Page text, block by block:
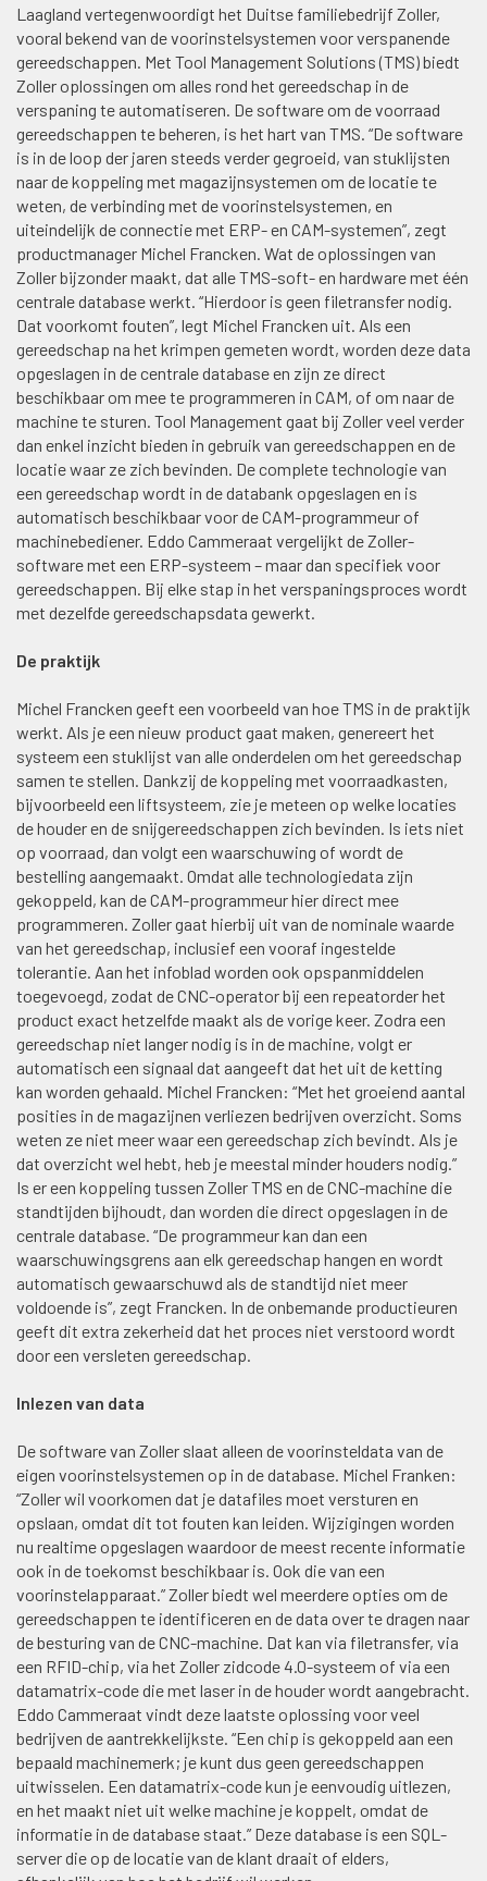
Laagland vertegenwoordigt het Duitse familiebedrijf Zoller,
vooral bekend van de voorinstelsystemen voor verspanende
gereedschappen. Met Tool Management Solutions (TMS) biedt
Zoller oplossingen om alles rond het gereedschap in de
verspaning te automatiseren. De software om de voorraad
gereedschappen te beheren, is het hart van TMS. “De software
is in de loop der jaren steeds verder gegroeid, van stuklijsten
naar de koppeling met magazijnsystemen om de locatie te
weten, de verbinding met de voorinstelsystemen, en
uiteindelijk de connectie met ERP- en CAM-systemen”, zegt
productmanager Michel Francken. Wat de oplossingen van
Zoller bijzonder maakt, dat alle TMS-soft- en hardware met één
centrale database werkt. “Hierdoor is geen filetransfer nodig.
Dat voorkomt fouten”, legt Michel Francken uit. Als een
gereedschap na het krimpen gemeten wordt, worden deze data
opgeslagen in de centrale database en zijn ze direct
beschikbaar om mee te programmeren in CAM, of om naar de
machine te sturen. Tool Management gaat bij Zoller veel verder
dan enkel inzicht bieden in gebruik van gereedschappen en de
locatie waar ze zich bevinden. De complete technologie van
een gereedschap wordt in de databank opgeslagen en is
automatisch beschikbaar voor de CAM-programmeur of
machinebediener. Eddo Cammeraat vergelijkt de Zoller-
software met een ERP-systeem – maar dan specifiek voor
gereedschappen. Bij elke stap in het verspaningsproces wordt
met dezelfde gereedschapsdata gewerkt.
De praktijk
Michel Francken geeft een voorbeeld van hoe TMS in de praktijk
werkt. Als je een nieuw product gaat maken, genereert het
systeem een stuklijst van alle onderdelen om het gereedschap
samen te stellen. Dankzij de koppeling met voorraadkasten,
bijvoorbeeld een liftsysteem, zie je meteen op welke locaties
de houder en de snijgereedschappen zich bevinden. Is iets niet
op voorraad, dan volgt een waarschuwing of wordt de
bestelling aangemaakt. Omdat alle technologiedata zijn
gekoppeld, kan de CAM-programmeur hier direct mee
programmeren. Zoller gaat hierbij uit van de nominale waarde
van het gereedschap, inclusief een vooraf ingestelde
tolerantie. Aan het infoblad worden ook opspanmiddelen
toegevoegd, zodat de CNC-operator bij een repeatorder het
product exact hetzelfde maakt als de vorige keer. Zodra een
gereedschap niet langer nodig is in de machine, volgt er
automatisch een signaal dat aangeeft dat het uit de ketting
kan worden gehaald. Michel Francken: “Met het groeiend aantal
posities in de magazijnen verliezen bedrijven overzicht. Soms
weten ze niet meer waar een gereedschap zich bevindt. Als je
dat overzicht wel hebt, heb je meestal minder houders nodig.”
Is er een koppeling tussen Zoller TMS en de CNC-machine die
standtijden bijhoudt, dan worden die direct opgeslagen in de
centrale database. “De programmeur kan dan een
waarschuwingsgrens aan elk gereedschap hangen en wordt
automatisch gewaarschuwd als de standtijd niet meer
voldoende is”, zegt Francken. In de onbemande productieuren
geeft dit extra zekerheid dat het proces niet verstoord wordt
door een versleten gereedschap.
Inlezen van data
De software van Zoller slaat alleen de voorinsteldata van de
eigen voorinstelsystemen op in de database. Michel Franken:
“Zoller wil voorkomen dat je datafiles moet versturen en
opslaan, omdat dit tot fouten kan leiden. Wijzigingen worden
nu realtime opgeslagen waardoor de meest recente informatie
ook in de toekomst beschikbaar is. Ook die van een
voorinstelapparaat.” Zoller biedt wel meerdere opties om de
gereedschappen te identificeren en de data over te dragen naar
de besturing van de CNC-machine. Dat kan via filetransfer, via
een RFID-chip, via het Zoller zidcode 4.0-systeem of via een
datamatrix-code die met laser in de houder wordt aangebracht.
Eddo Cammeraat vindt deze laatste oplossing voor veel
bedrijven de aantrekkelijkste. “Een chip is gekoppeld aan een
bepaald machinemerk; je kunt dus geen gereedschappen
uitwisselen. Een datamatrix-code kun je eenvoudig uitlezen,
en het maakt niet uit welke machine je koppelt, omdat de
informatie in de database staat.” Deze database is een SQL-
server die op de locatie van de klant draait of elders,